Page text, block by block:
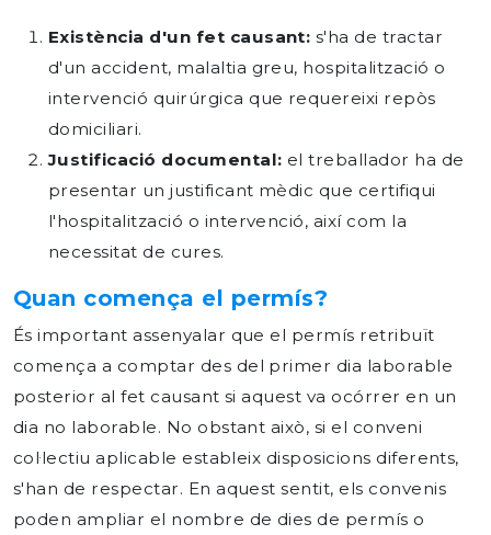
Existència d'un fet causant: s'ha de tractar
d'un accident, malaltia greu, hospitalització o
intervenció quirúrgica que requereixi repòs
domiciliari.
Justificació documental: el treballador ha de
presentar un justificant mèdic que certifiqui
l'hospitalització o intervenció, així com la
necessitat de cures.
Quan comença el permís?
És important assenyalar que el permís retribuït
comença a comptar des del primer dia laborable
posterior al fet causant si aquest va ocórrer en un
dia no laborable. No obstant això, si el conveni
col·lectiu aplicable estableix disposicions diferents,
s'han de respectar. En aquest sentit, els convenis
poden ampliar el nombre de dies de permís o